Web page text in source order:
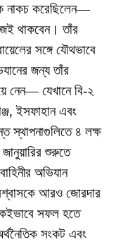
নাকচ করেছিলেন—
থাকবেন। তাঁর
সঙ্গে যৌথভাবে
জন্য তাঁর
নেন— যেখানে বি-২
ইসফাহান এবং
স্থাপনাগুলিতে ৪ লক্ষ
শুরুতে
অভিযান
আরও জোরদার
সফল হতে
সংকট এবং